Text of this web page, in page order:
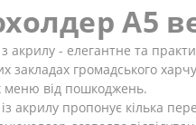
А5
акрилу - елегантне та
закладах громадського
меню від пошкоджень.
акрилу пропонує кілька